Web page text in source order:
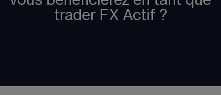
trader FX Actif ?